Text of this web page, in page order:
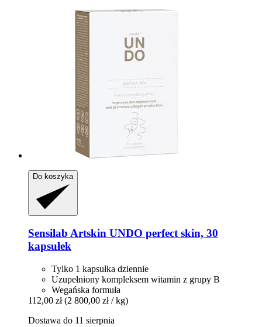
Do koszyka
Sensilab Artskin UNDO perfect skin, 30
kapsułek
Tylko 1 kapsułka dziennie
Uzupełniony kompleksem witamin z grupy B
Wegańska formuła
112,00 zł (2 800,00 zł / kg)
Dostawa do 11 sierpnia